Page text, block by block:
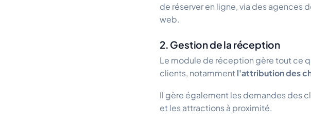
de réserver en ligne, via des agences
web.
2. Gestion de la réception
Le module de réception gère tout ce
clients, notamment l'attribution des
Il gère également les demandes des
et les attractions à proximité.